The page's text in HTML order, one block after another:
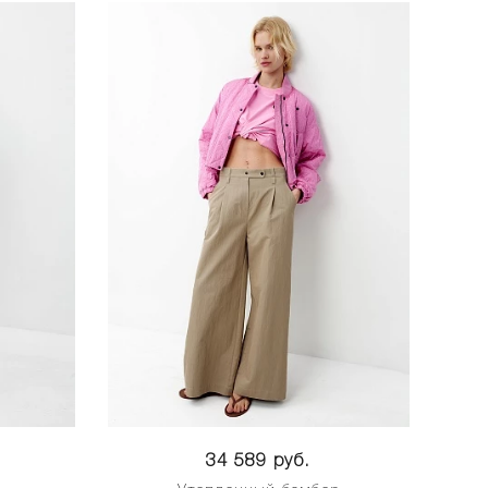
34 589 руб.